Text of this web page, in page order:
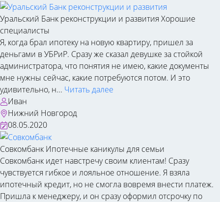
Уральский Банк реконструкции и развития Хорошие
специалисты
Я, когда брал ипотеку на новую квартиру, пришел за
деньгами в УБРиР. Сразу же сказал девушке за стойкой
администратора, что понятия не имею, какие документы
мне нужны сейчас, какие потребуются потом. И это
удивительно, н... Читать далее
Иван
Нижний Новгород
08.05.2020
Совкомбанк Ипотечные каникулы для семьи
Совкомбанк идет навстречу своим клиентам! Сразу
чувствуется гибкое и лояльное отношение. Я взяла
ипотечный кредит, но не смогла вовремя внести платеж.
Пришла к менеджеру, и он сразу оформил отсрочку по